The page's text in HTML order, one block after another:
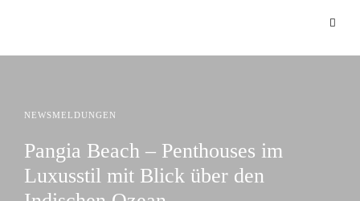
NEWSMELDUNGEN
Pangia Beach – Penthouses im
Luxusstil mit Blick über den